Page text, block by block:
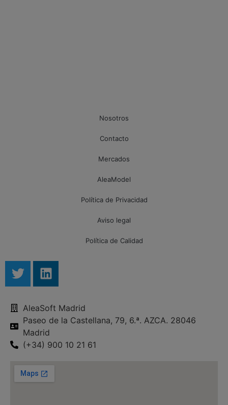
Nosotros
Contacto
Mercados
AleaModel
Política de Privacidad
Aviso legal
Política de Calidad
AleaSoft Madrid
Paseo de la Castellana, 79, 6.ª. AZCA. 28046
Madrid
(+34) 900 10 21 61